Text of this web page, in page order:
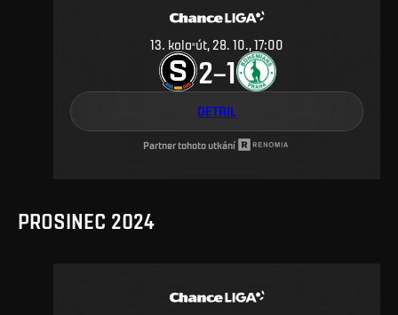
13. kolo út, 28. 10., 17:00
2–1
DETAIL
Partner tohoto utkání
PROSINEC 2024